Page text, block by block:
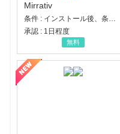
Mirrativ
条件 : インストール後、条件達成
承認 : 1日程度
無料